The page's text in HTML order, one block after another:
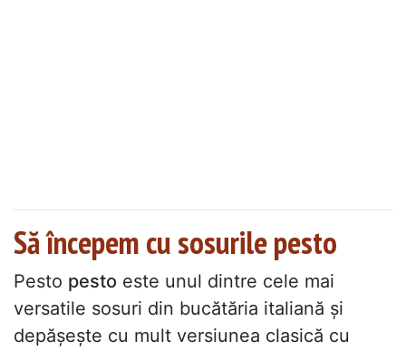
Să începem cu sosurile pesto
Pesto pesto este unul dintre cele mai
versatile sosuri din bucătăria italiană și
depășește cu mult versiunea clasică cu